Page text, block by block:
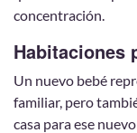
concentración.
Habitaciones
Un nuevo bebé
familiar, pero
casa para ese